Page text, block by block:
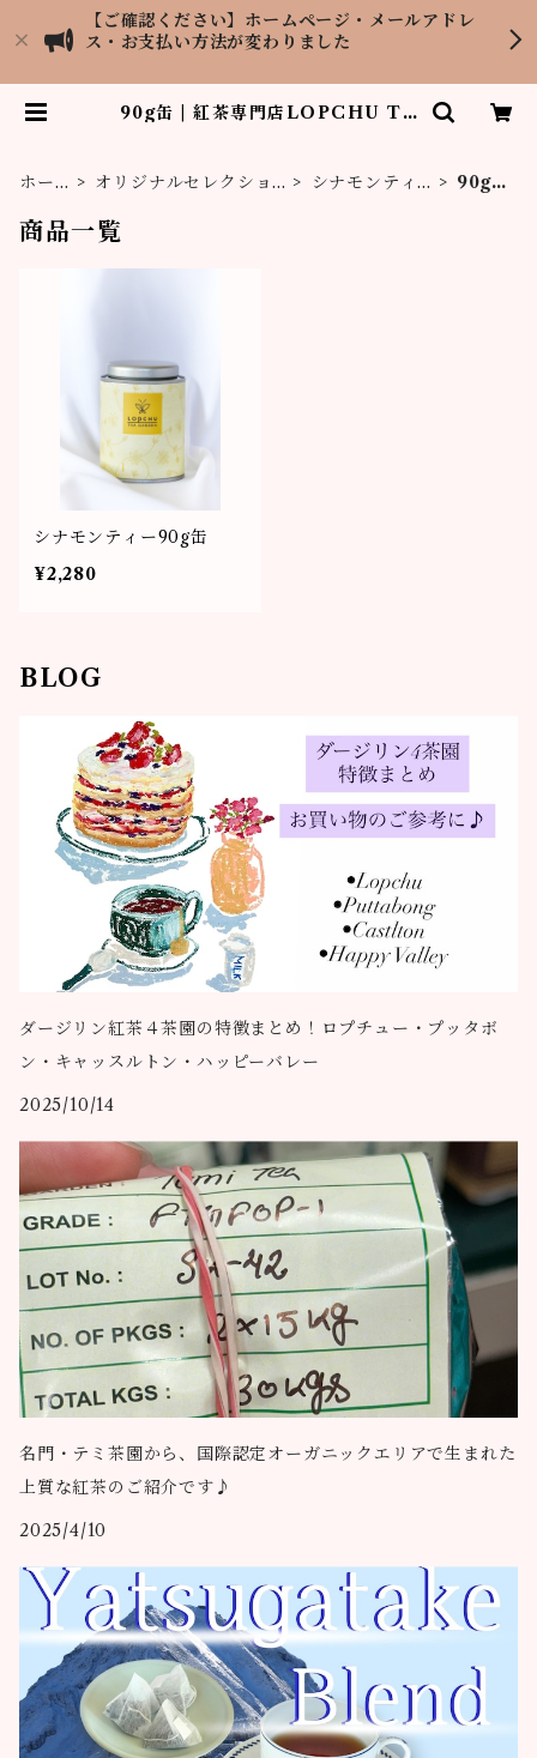
【ご確認ください】ホームページ・メールアドレ
ス・お支払い方法が変わりました
90g缶 | 紅茶専門店LOPCHU TE
ホー
オリジナルセレクショ
シナモンティ
90g
商品一覧
シナモンティー90g缶
¥2,280
BLOG
ダージリン紅茶４茶園の特徴まとめ！ロプチュー・プッタボ
ン・キャッスルトン・ハッピーバレー
2025/10/14
名門・テミ茶園から、国際認定オーガニックエリアで生まれた
上質な紅茶のご紹介です♪
2025/4/10